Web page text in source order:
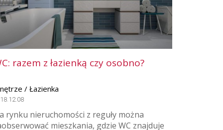
razem z łazienką czy osobno?
/ Łazienka
rynku nieruchomości z reguły można
mieszkania, gdzie WC znajduje